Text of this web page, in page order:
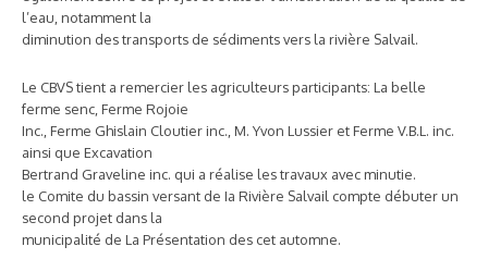
l’eau, notamment la
diminution des transports de sédiments vers la rivière Salvail.
Le CBVS tient a remercier les agriculteurs participants: La belle
ferme senc, Ferme Rojoie
Inc., Ferme Ghislain Cloutier inc., M. Yvon Lussier et Ferme V.B.L. inc.
ainsi que Excavation
Bertrand Graveline inc. qui a réalise les travaux avec minutie.
le Comite du bassin versant de Ia Rivière Salvail compte débuter un
second projet dans la
municipalité de La Présentation des cet automne.